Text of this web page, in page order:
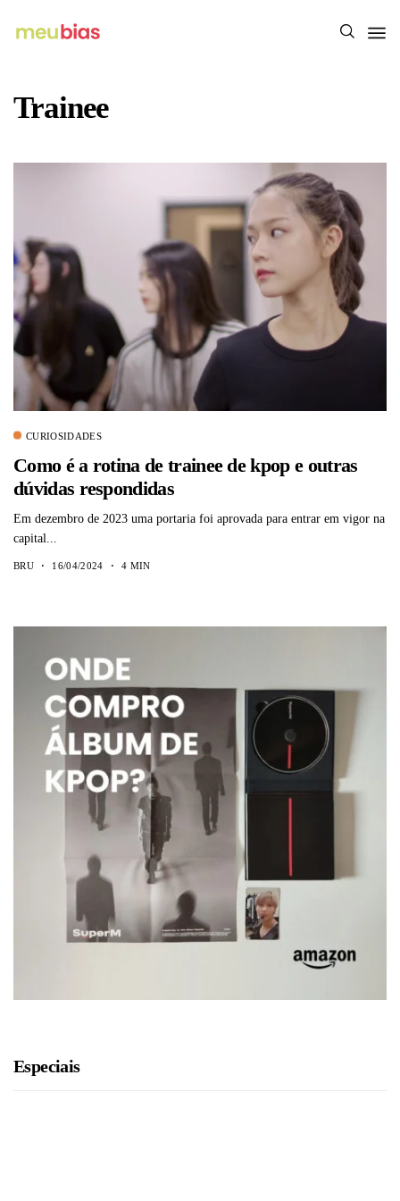
Trainee
CURIOSIDADES
Como é a rotina de trainee de kpop e outras
dúvidas respondidas
Em dezembro de 2023 uma portaria foi aprovada para entrar em vigor na
capital...
BRU 16/04/2024 4 MIN
Especiais